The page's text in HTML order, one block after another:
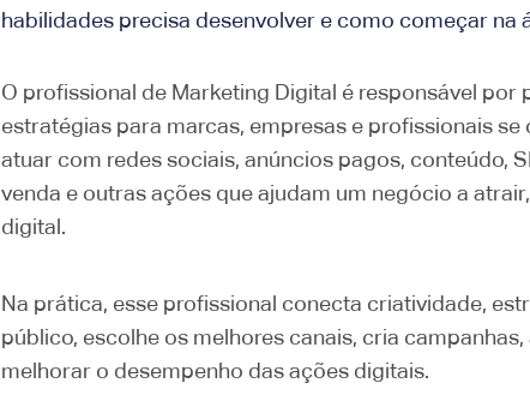
habilidades precisa desenvolver e como começar na
O profissional de Marketing Digital é responsável por
estratégias para marcas, empresas e profissionais
atuar com redes sociais, anúncios pagos, conteúdo,
venda e outras ações que ajudam um negócio a
digital.
Na prática, esse profissional conecta criatividade,
público, escolhe os melhores canais, cria
melhorar o desempenho das ações digitais.